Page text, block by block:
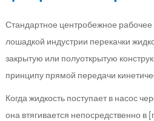
Стандартное центробежное рабочее
лошадкой индустрии перекачки
закрытую или полуоткрытую
принципу прямой передачи
Когда жидкость поступает в насос
она втягивается непосредственно